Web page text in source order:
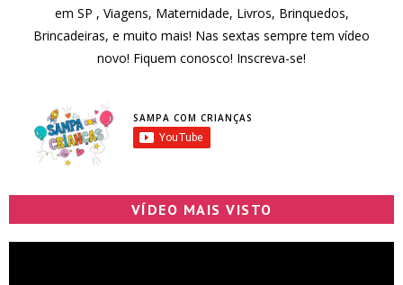
em SP , Viagens, Maternidade, Livros, Brinquedos,
Brincadeiras, e muito mais! Nas sextas sempre tem vídeo
novo! Fiquem conosco! Inscreva-se!
SAMPA COM CRIANÇAS
VÍDEO MAIS VISTO